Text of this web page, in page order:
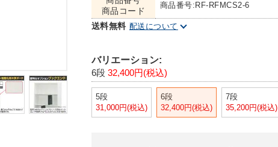
商品コード
商品番号:RF-RFMCS2-6
送料無料 配送について
バリエーション:
6段 32,400円(税込)
5段
31,000円(税込)
6段
32,400円(税込)
7段
35,200円(税込)